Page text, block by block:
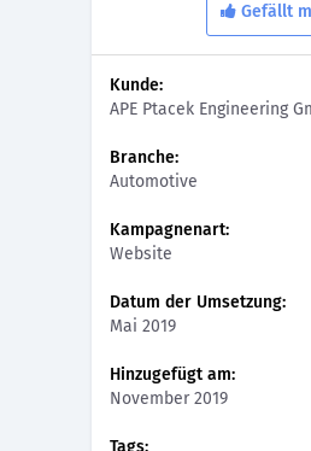
Gefällt
Kunde:
APE Ptacek Engineering
Branche:
Automotive
Kampagnenart:
Website
Datum der Umsetzung:
Mai 2019
Hinzugefügt am:
November 2019
Tags: